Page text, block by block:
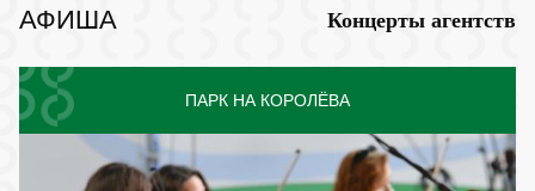
АФИША Концерты агентств
ПАРК НА КОРОЛЁВА